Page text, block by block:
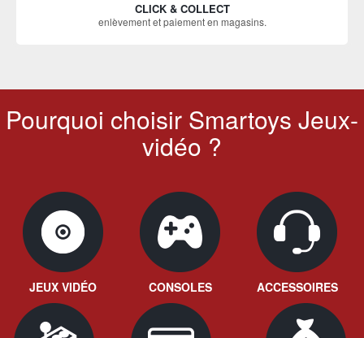
CLICK & COLLECT
enlèvement et paiement en magasins.
Pourquoi choisir Smartoys Jeux-
vidéo ?
JEUX VIDÉO CONSOLES ACCESSOIRES